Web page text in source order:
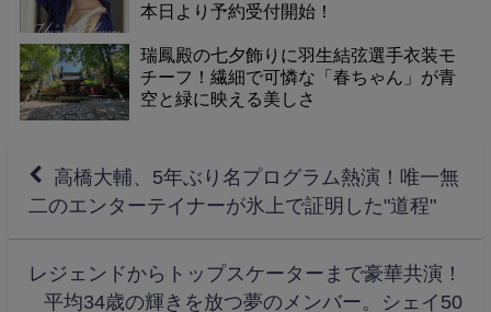
本日より予約受付開始！
瑞鳳殿の七夕飾りに羽生結弦選手衣装モ
チーフ！繊細で可憐な「春ちゃん」が青
空と緑に映える美しさ
高橋大輔、5年ぶり名プログラム熱演！唯一無
二のエンターテイナーが氷上で証明した"道程"
レジェンドからトップスケーターまで豪華共演！
平均34歳の輝きを放つ夢のメンバー。シェイ50